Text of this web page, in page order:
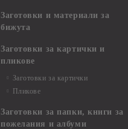
Заготовки и материали за
бижута
Заготовки за картички и
пликове
Заготовки за картички
Пликове
Заготовки за папки, книги за
пожелания и албуми